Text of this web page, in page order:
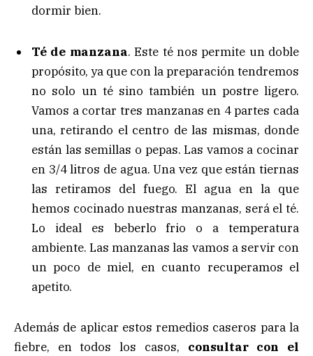
dormir bien.
Té de manzana. Este té nos permite un doble
propósito, ya que con la preparación tendremos
no solo un té sino también un postre ligero.
Vamos a cortar tres manzanas en 4 partes cada
una, retirando el centro de las mismas, donde
están las semillas o pepas. Las vamos a cocinar
en 3/4 litros de agua. Una vez que están tiernas
las retiramos del fuego. El agua en la que
hemos cocinado nuestras manzanas, será el té.
Lo ideal es beberlo frio o a temperatura
ambiente. Las manzanas las vamos a servir con
un poco de miel, en cuanto recuperamos el
apetito.
Además de aplicar estos remedios caseros para la
fiebre, en todos los casos, consultar con el